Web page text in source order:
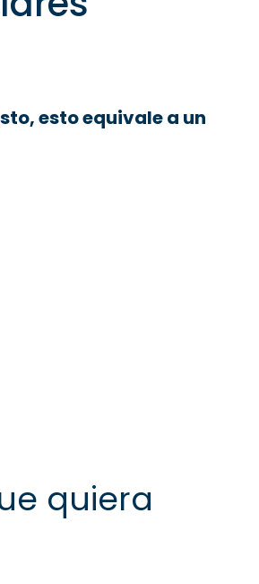
esto equivale a un
quiera